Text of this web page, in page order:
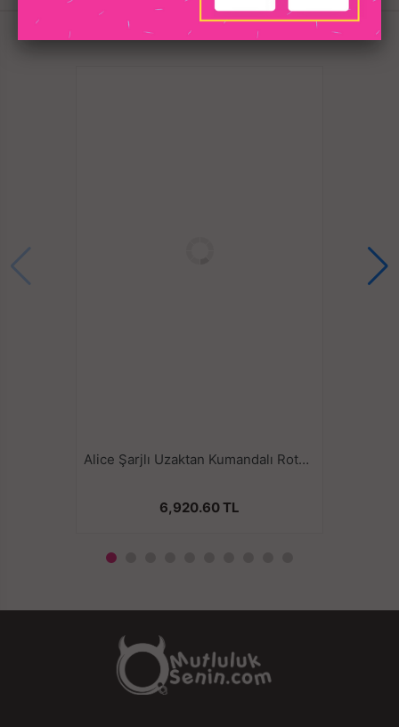
özel vibratör g noktanızı uyarmayı ve size yoğun
orgazmlar yaşatmayı hedefleyen on farklı yüksek
Nazik yerleştirme ve güçlü uyarım sağlar. Klitoris ve G
Nokta Uyarıcı Vibratör nazik yerleştirme için yumuşak
ÜRÜNLER
Alice Şarjlı Uzaktan Kumandalı Rotasyon Hareketli Çift Taraflı Strapless Strapon Vibratör
6,920.60 TL